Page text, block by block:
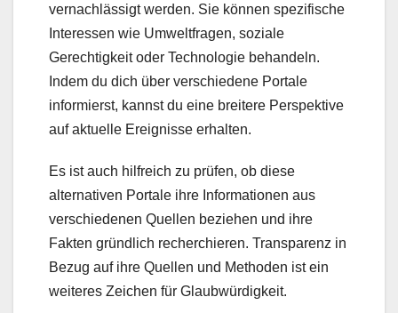
vernachlässigt werden. Sie können spezifische
Interessen wie Umweltfragen, soziale
Gerechtigkeit oder Technologie behandeln.
Indem du dich über verschiedene Portale
informierst, kannst du eine breitere Perspektive
auf aktuelle Ereignisse erhalten.
Es ist auch hilfreich zu prüfen, ob diese
alternativen Portale ihre Informationen aus
verschiedenen Quellen beziehen und ihre
Fakten gründlich recherchieren. Transparenz in
Bezug auf ihre Quellen und Methoden ist ein
weiteres Zeichen für Glaubwürdigkeit.